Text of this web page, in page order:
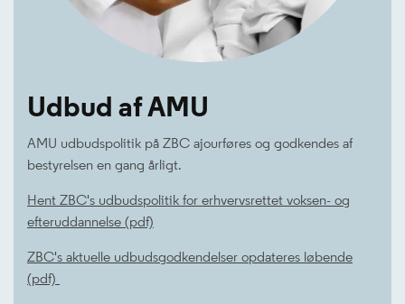
Udbud af AMU
AMU udbudspolitik på ZBC ajourføres og godkendes af
bestyrelsen en gang årligt.
Hent ZBC's udbudspolitik for erhvervsrettet voksen- og
efteruddannelse (pdf)
ZBC's aktuelle udbudsgodkendelser opdateres løbende
(pdf)